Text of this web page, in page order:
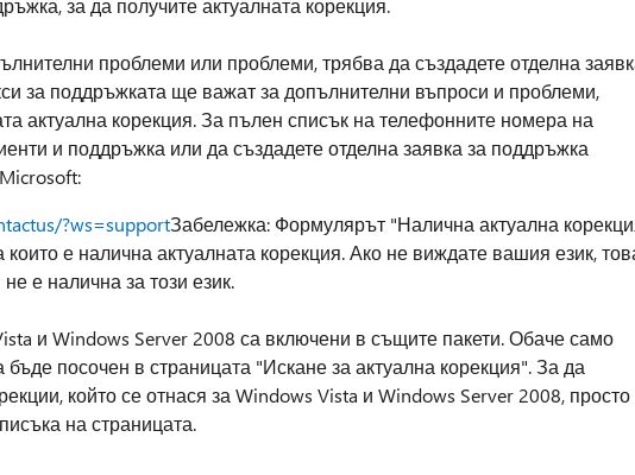
за да получите актуалната корекция.
проблеми или проблеми, трябва да създадете отделна
за поддръжката ще важат за допълнителни въпроси и проблеми,
актуална корекция. За пълен списък на телефонните номера на
и поддръжка или да създадете отделна заявка за поддръжка
?ws=supportЗабележка: Формулярът "Налична актуална
които е налична актуалната корекция. Ако не виждате вашия език,
е налична за този език.
и Windows Server 2008 са включени в същите пакети. Обаче само
посочен в страницата "Искане за актуална корекция". За да
който се отнася за Windows Vista и Windows Server 2008, просто
на страницата.